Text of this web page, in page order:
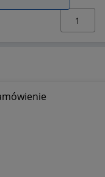
Wybierz stronę: